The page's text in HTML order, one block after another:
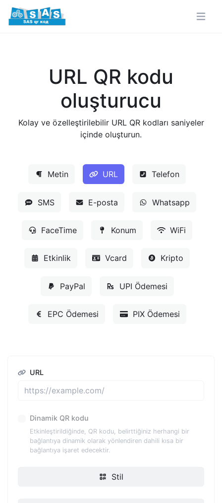
URL QR kodu
oluşturucu
Kolay ve özelleştirilebilir URL QR kodları saniyeler
içinde oluşturun.
Metin URL Telefon
SMS E-posta Whatsapp
FaceTime Konum WiFi
Etkinlik Vcard Kripto
PayPal UPI Ödemesi
EPC Ödemesi PIX Ödemesi
URL
Dinamik QR kodu
Etkinleştirildiğinde, QR kodu, belirttiğiniz herhangi bir
bağlantıya dinamik olarak yönlendiren dahili kısa bir
bağlantıya işaret edecektir.
Stil